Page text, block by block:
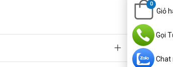
0
Giỏ
Gọi
Chat